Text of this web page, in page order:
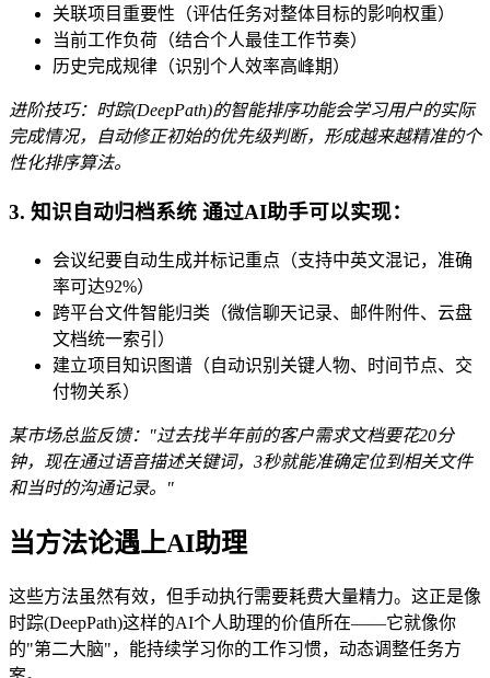
关联项目重要性（评估任务对整体目标的影响权重）
当前工作负荷（结合个人最佳工作节奏）
历史完成规律（识别个人效率高峰期）
进阶技巧：时踪(DeepPath)的智能排序功能会学习用户的实际
完成情况，自动修正初始的优先级判断，形成越来越精准的个
性化排序算法。
3. 知识自动归档系统 通过AI助手可以实现：
会议纪要自动生成并标记重点（支持中英文混记，准确
率可达92%）
跨平台文件智能归类（微信聊天记录、邮件附件、云盘
文档统一索引）
建立项目知识图谱（自动识别关键人物、时间节点、交
付物关系）
某市场总监反馈："过去找半年前的客户需求文档要花20分
钟，现在通过语音描述关键词，3秒就能准确定位到相关文件
和当时的沟通记录。"
当方法论遇上AI助理
这些方法虽然有效，但手动执行需要耗费大量精力。这正是像
时踪(DeepPath)这样的AI个人助理的价值所在——它就像你
的"第二大脑"，能持续学习你的工作习惯，动态调整任务方